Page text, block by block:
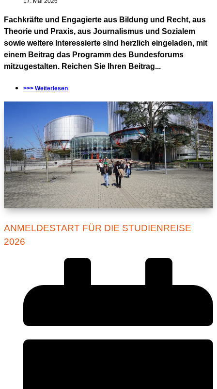
Fachkräfte und Engagierte aus Bildung und Recht, aus
Theorie und Praxis, aus Journalismus und Sozialem
sowie weitere Interessierte sind herzlich eingeladen, mit
einem Beitrag das Programm des Bundesforums
mitzugestalten. Reichen Sie Ihren Beitrag...
>>> Weiterlesen
ANMELDESTART FÜR DIE STUDIENREISE
2026